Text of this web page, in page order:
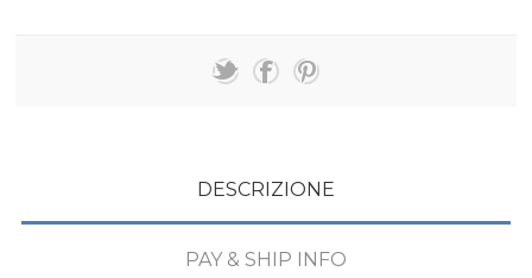
DESCRIZIONE
PAY & SHIP INFO